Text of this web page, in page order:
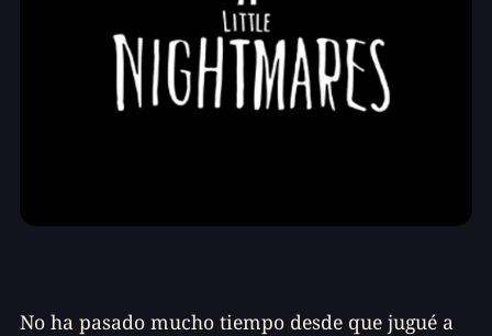
No ha pasado mucho tiempo desde que jugué a